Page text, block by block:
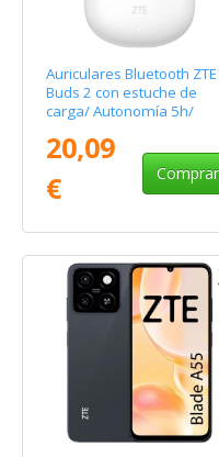
Auriculares Bluetooth ZTE
Buds 2 con estuche de
carga/ Autonomía 5h/
20,09
€
Comprar